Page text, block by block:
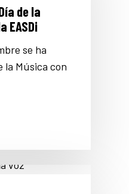
de la
EASDi
se ha
la Música con